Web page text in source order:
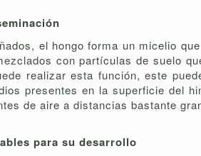
el hongo forma un micelio
con partículas de suelo
realizar esta función, este
presentes en la superficie del
de aire a distancias bastante
para su desarrollo